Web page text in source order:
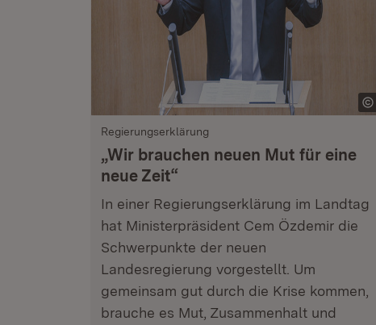
Regierungserklärung
„Wir brauchen neuen Mut für eine
neue Zeit“
In einer Regierungserklärung im Landtag
hat Ministerpräsident Cem Özdemir die
Schwerpunkte der neuen
Landesregierung vorgestellt. Um
gemeinsam gut durch die Krise kommen,
brauche es Mut, Zusammenhalt und